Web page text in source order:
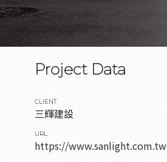
Project Data
CLIENT
三輝建設
URL
https://www.sanlight.com.tw